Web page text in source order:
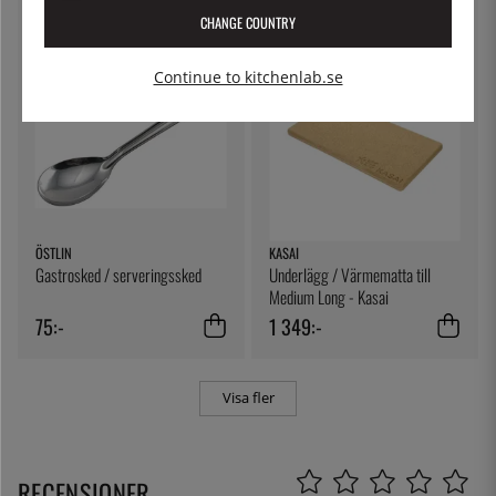
ÖSTLIN
Gastrosked / serveringssked
75:-
KASAI
Underlägg / Värmematta till
Medium Long - Kasai
1 349:-
Visa fler
CHANGE COUNTRY
Continue to kitchenlab.se